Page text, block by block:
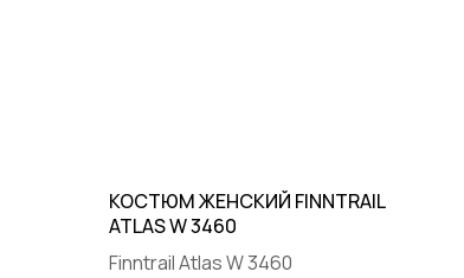
КОСТЮМ ЖЕНСКИЙ FINNTRAIL
ATLAS W 3460
Finntrail Atlas W 3460
© 2025 BRP ЦЕНТР ПРАЙД